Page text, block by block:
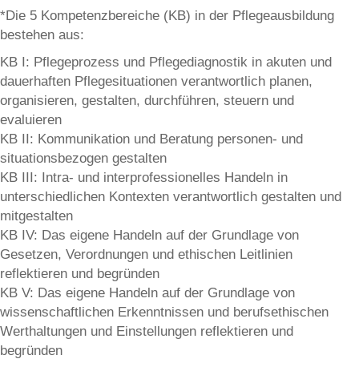
*Die 5 Kompetenzbereiche (KB) in der Pflegeausbildung
bestehen aus:
KB I: Pflegeprozess und Pflegediagnostik in akuten und
dauerhaften Pflegesituationen verantwortlich planen,
organisieren, gestalten, durchführen, steuern und
evaluieren
KB II: Kommunikation und Beratung personen- und
situationsbezogen gestalten
KB III: Intra- und interprofessionelles Handeln in
unterschiedlichen Kontexten verantwortlich gestalten und
mitgestalten
KB IV: Das eigene Handeln auf der Grundlage von
Gesetzen, Verordnungen und ethischen Leitlinien
reflektieren und begründen
KB V: Das eigene Handeln auf der Grundlage von
wissenschaftlichen Erkenntnissen und berufsethischen
Werthaltungen und Einstellungen reflektieren und
begründen